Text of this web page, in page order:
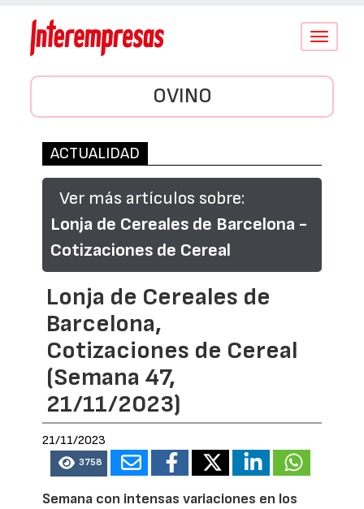
Conmutar
OVINO
ACTUALIDAD
Ver más artículos sobre:
Lonja de Cereales de Barcelona -
Cotizaciones de Cereal
Lonja de Cereales de
Barcelona,
Cotizaciones de Cereal
(Semana 47,
21/11/2023)
21/11/2023
3758
Semana con intensas variaciones en los